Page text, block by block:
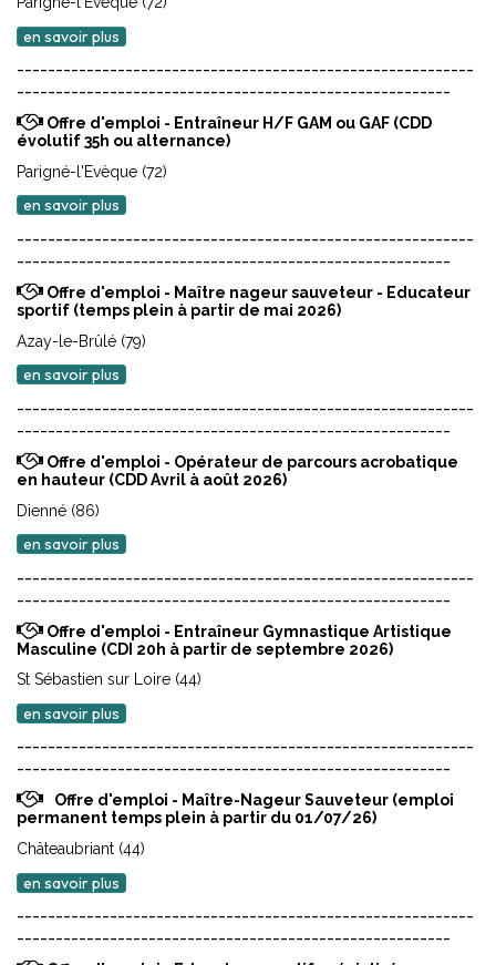
en savoir plus
-----------------------------------------------------------
--------------------------------------------------------
Offre d'emploi - Entraîneur H/F GAM ou GAF (CDD
évolutif 35h ou alternance)
Parigné-l'Evèque (72)
en savoir plus
-----------------------------------------------------------
--------------------------------------------------------
Offre d'emploi - Maître nageur sauveteur - Educateur
sportif (temps plein à partir de mai 2026)
Azay-le-Brûlé (79)
en savoir plus
-----------------------------------------------------------
--------------------------------------------------------
Offre d'emploi - Opérateur de parcours acrobatique
en hauteur (CDD Avril à août 2026)
Dienné (86)
en savoir plus
-----------------------------------------------------------
--------------------------------------------------------
Offre d'emploi - Entraîneur Gymnastique Artistique
Masculine (CDI 20h à partir de septembre 2026)
St Sébastien sur Loire (44)
en savoir plus
-----------------------------------------------------------
--------------------------------------------------------
Offre d'emploi - Maître-Nageur Sauveteur (emploi
permanent temps plein à partir du 01/07/26)
Châteaubriant (44)
en savoir plus
-----------------------------------------------------------
--------------------------------------------------------